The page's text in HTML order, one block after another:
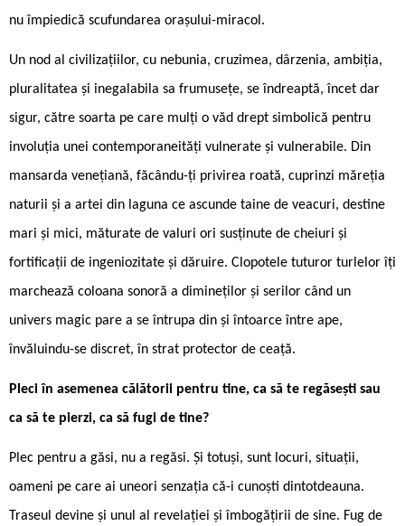
nu împiedică scufundarea orașului-miracol.
Un nod al civilizațiilor, cu nebunia, cruzimea, dârzenia, ambiția,
pluralitatea și inegalabila sa frumusețe, se îndreaptă, încet dar
sigur, către soarta pe care mulți o văd drept simbolică pentru
involuția unei contemporaneități vulnerate și vulnerabile. Din
mansarda venețiană, făcându-ți privirea roată, cuprinzi măreția
naturii și a artei din laguna ce ascunde taine de veacuri, destine
mari și mici, măturate de valuri ori susținute de cheiuri și
fortificații de ingeniozitate și dăruire. Clopotele tuturor turlelor îți
marchează coloana sonoră a dimineților și serilor când un
univers magic pare a se întrupa din și întoarce între ape,
învăluindu-se discret, în strat protector de ceață.
Pleci în asemenea călătorii pentru tine, ca să te regăsești sau
ca să te pierzi, ca să fugi de tine?
Plec pentru a găsi, nu a regăsi. Și totuși, sunt locuri, situații,
oameni pe care ai uneori senzația că-i cunoști dintotdeauna.
Traseul devine și unul al revelației și îmbogățirii de sine. Fug de